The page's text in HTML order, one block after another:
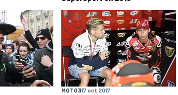
MOTO317 oct 2017